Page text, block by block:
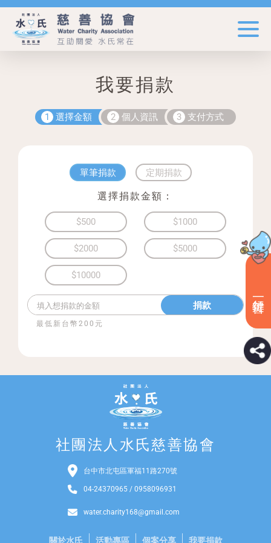
我要捐款
1 選擇金額 2 個人資訊 3 支付方式
單筆捐款 定期捐款
選擇捐款金額：
$500 $1000
$2000 $5000
$10000
捐款
最低新台幣200元
社團法人水氏慈善協會
台中市北屯區軍福11路270號
04-24370965 / 0958096931
water.charity168@gmail.com
關於水氏 活動專區 個案分享 我要捐款